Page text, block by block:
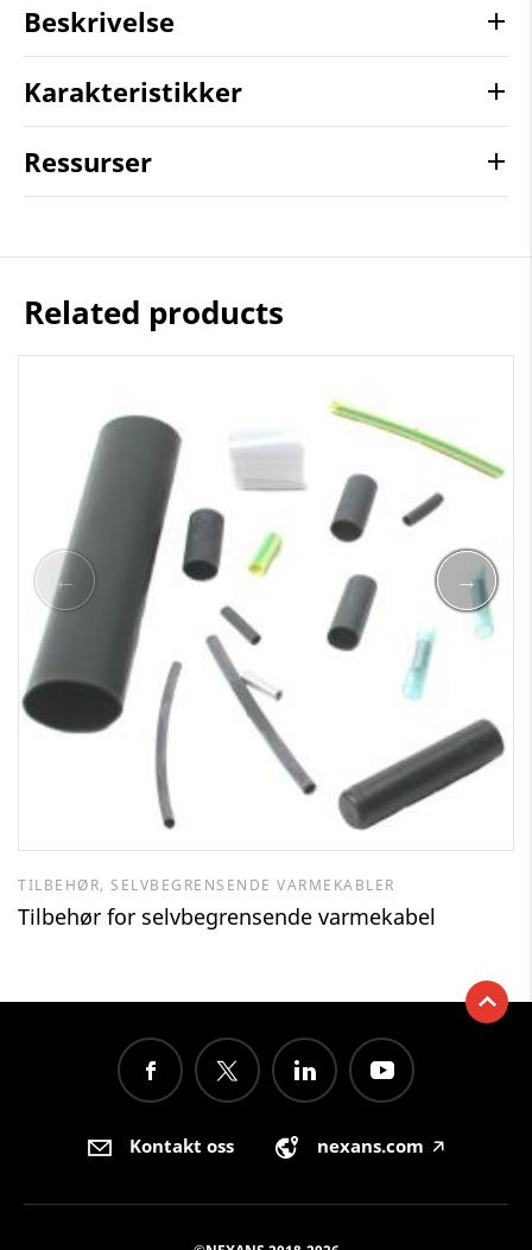
Beskrivelse
Karakteristikker
Ressurser
Related products
TILBEHØR, SELVBEGRENSENDE VARMEKABLER
Tilbehør for selvbegrensende varmekabel
Kontakt oss nexans.com 🡥